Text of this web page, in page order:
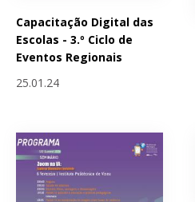
Capacitação Digital das
Escolas - 3.º Ciclo de
Eventos Regionais
25.01.24